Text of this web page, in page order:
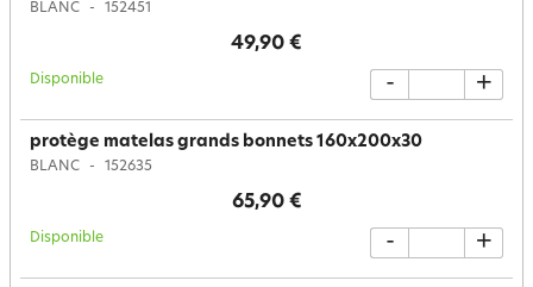
BLANC 152451
49,90 €
Disponible - +
protège matelas grands bonnets 160x200x30
BLANC 152635
65,90 €
Disponible - +